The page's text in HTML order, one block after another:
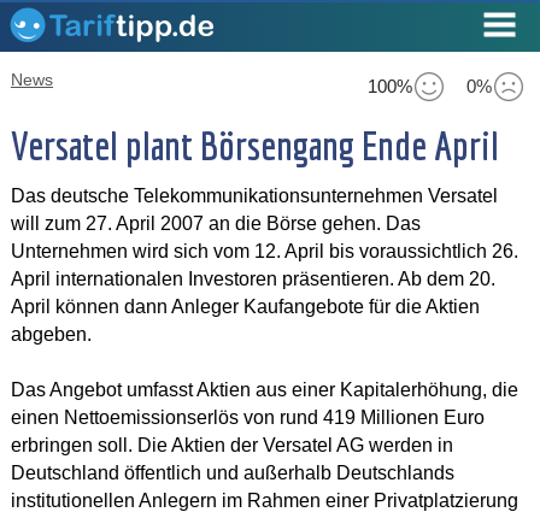
100% 0%
News
Versatel plant Börsengang Ende April
Das deutsche Telekommunikationsunternehmen Versatel
will zum 27. April 2007 an die Börse gehen. Das
Unternehmen wird sich vom 12. April bis voraussichtlich 26.
April internationalen Investoren präsentieren. Ab dem 20.
April können dann Anleger Kaufangebote für die Aktien
abgeben.
Das Angebot umfasst Aktien aus einer Kapitalerhöhung, die
einen Nettoemissionserlös von rund 419 Millionen Euro
erbringen soll. Die Aktien der Versatel AG werden in
Deutschland öffentlich und außerhalb Deutschlands
institutionellen Anlegern im Rahmen einer Privatplatzierung